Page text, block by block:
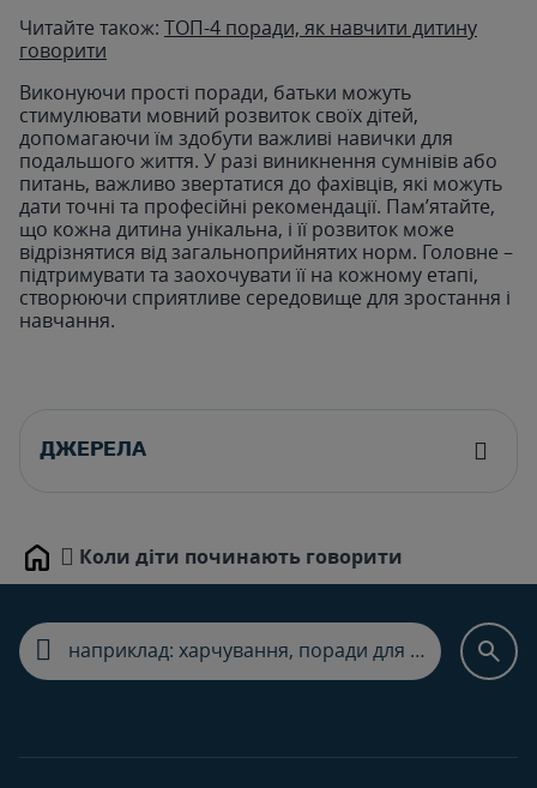
Читайте також: ТОП-4 поради, як навчити дитину
говорити
Виконуючи прості поради, батьки можуть
стимулювати мовний розвиток своїх дітей,
допомагаючи їм здобути важливі навички для
подальшого життя. У разі виникнення сумнівів або
питань, важливо звертатися до фахівців, які можуть
дати точні та професійні рекомендації. Пам’ятайте,
що кожна дитина унікальна, і її розвиток може
відрізнятися від загальноприйнятих норм. Головне –
підтримувати та заохочувати її на кожному етапі,
створюючи сприятливе середовище для зростання і
навчання.
ДЖЕРЕЛА
Home Коли діти починають говорити